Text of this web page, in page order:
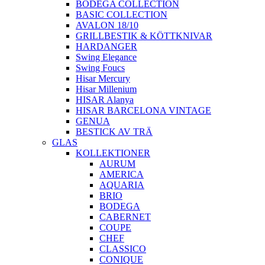
BODEGA COLLECTION
BASIC COLLECTION
AVALON 18/10
GRILLBESTIK & KÖTTKNIVAR
HARDANGER
Swing Elegance
Swing Foucs
Hisar Mercury
Hisar Millenium
HISAR Alanya
HISAR BARCELONA VINTAGE
GENUA
BESTICK AV TRÄ
GLAS
KOLLEKTIONER
AURUM
AMERICA
AQUARIA
BRIO
BODEGA
CABERNET
COUPE
CHEF
CLASSICO
CONIQUE